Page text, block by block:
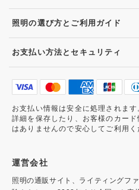
照明の選び方とご利用ガイド
お支払い方法とセキュリティ
お支払い情報は安全に処理されま
詳細を保存したり、お客様のカー
はありませんので安心してご利用く
運営会社
照明の通販サイト、ライティングフ